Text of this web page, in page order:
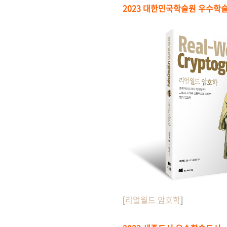
2023 대한민국학술원 우수학
[리얼월드 암호학]